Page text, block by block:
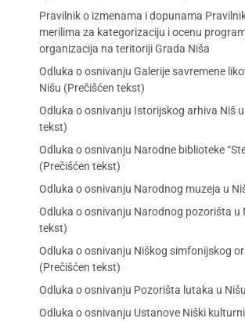
Pravilnik o izmenama i dopunama
merilima za kategorizaciju i ocenu
organizacija na teritoriji Grada Niša
Odluka o osnivanju Galerije savremene
Nišu (Prečišćen tekst)
Odluka o osnivanju Istorijskog arhiva Niš
tekst)
Odluka o osnivanju Narodne biblioteke
(Prečišćen tekst)
Odluka o osnivanju Narodnog muzeja u
Odluka o osnivanju Narodnog pozorišta u
tekst)
Odluka o osnivanju Niškog simfonijskog
(Prečišćen tekst)
Odluka o osnivanju Pozorišta lutaka u
Odluka o osnivanju Ustanove Niški